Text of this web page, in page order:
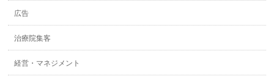
広告
治療院集客
経営・マネジメント